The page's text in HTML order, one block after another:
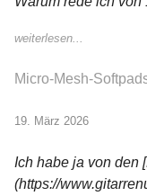
weiterlesen...
Micro-Mesh-
19. März 2026
Ich habe ja von den
(https://